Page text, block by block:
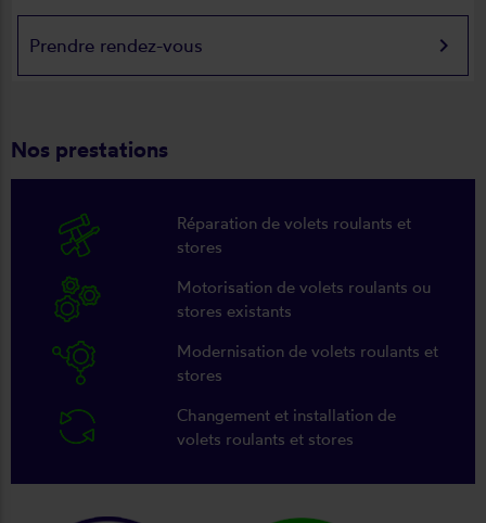
Prendre rendez-vous keyboard_arrow_right
Nos prestations
Réparation de volets roulants et
stores
Motorisation de volets roulants ou
stores existants
Modernisation de volets roulants et
stores
Changement et installation de
volets roulants et stores